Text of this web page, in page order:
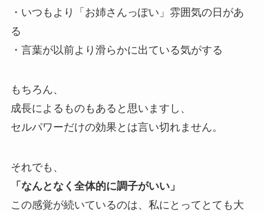
・いつもより「お姉さんっぽい」雰囲気の日があ
る
・言葉が以前より滑らかに出ている気がする
もちろん、
成長によるものもあると思いますし、
セルパワーだけの効果とは言い切れません。
それでも、
「なんとなく全体的に調子がいい」
この感覚が続いているのは、私にとってとても大